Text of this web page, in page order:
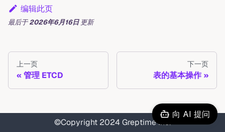
编辑此页
最后于2026年6月16日 更新
上一页
管理 ETCD
下一页
表的基本操作
©Copyright 2024 Greptime Inc.
向 AI 提问